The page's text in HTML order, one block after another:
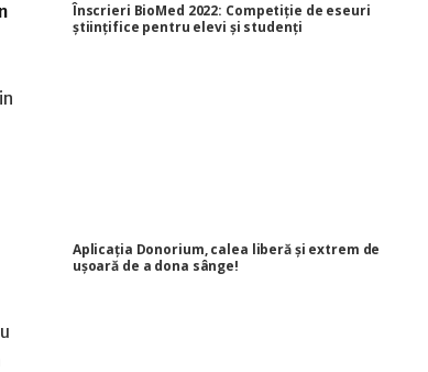
Înscrieri BioMed 2022: Competiție de eseuri
științifice pentru elevi și studenți
Aplicația Donorium, calea liberă și extrem de
ușoară de a dona sânge!